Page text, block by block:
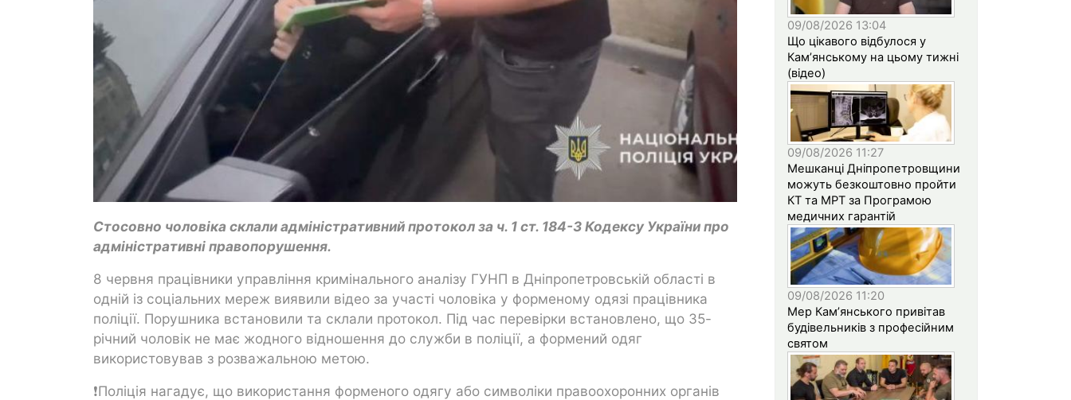
Стосовно чоловіка склали адміністративний протокол за ч. 1 ст. 184-3 Кодексу України про
адміністративні правопорушення.
8 червня працівники управління кримінального аналізу ГУНП в Дніпропетровській області в
одній із соціальних мереж виявили відео за участі чоловіка у форменому одязі працівника
поліції. Порушника встановили та склали протокол. Під час перевірки встановлено, що 35-
річний чоловік не має жодного відношення до служби в поліції, а формений одяг
використовував з розважальною метою.
❗️Поліція нагадує, що використання форменого одягу або символіки правоохоронних органів
09/08/2026 13:04
Що цікавого відбулося у
Кам’янському на цьому тижні
(відео)
09/08/2026 11:27
Мешканці Дніпропетровщини
можуть безкоштовно пройти
КТ та МРТ за Програмою
медичних гарантій
09/08/2026 11:20
Мер Кам’янського привітав
будівельників з професійним
святом